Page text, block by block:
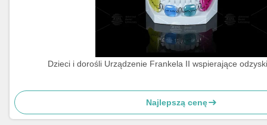
Dzieci i dorośli Urządzenie Frankela II wspierające
Najlepszą cenę